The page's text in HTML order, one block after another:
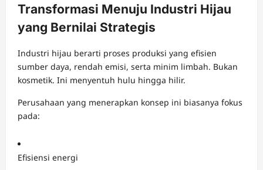
Transformasi Menuju Industri Hijau
yang Bernilai Strategis
Industri hijau berarti proses produksi yang efisien
sumber daya, rendah emisi, serta minim limbah. Bukan
kosmetik. Ini menyentuh hulu hingga hilir.
Perusahaan yang menerapkan konsep ini biasanya fokus
pada:
Efisiensi energi